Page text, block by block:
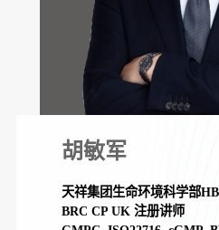
胡敏军
天祥集团生命环境科学部
BRC CP UK 注册讲师